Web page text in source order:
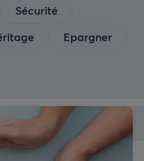
Sécurité
Epargner